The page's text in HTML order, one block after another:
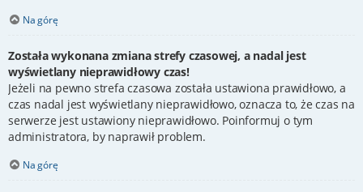
Na górę
Została wykonana zmiana strefy czasowej, a nadal jest
wyświetlany nieprawidłowy czas!
Jeżeli na pewno strefa czasowa została ustawiona prawidłowo, a
czas nadal jest wyświetlany nieprawidłowo, oznacza to, że czas na
serwerze jest ustawiony nieprawidłowo. Poinformuj o tym
administratora, by naprawił problem.
Na górę